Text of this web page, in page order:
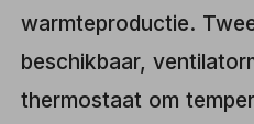
warmteproductie.
beschikbaar,
thermostaat om